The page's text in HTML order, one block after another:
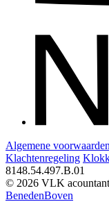
Algemene voorwaarden
Klachtenregeling
8148.54.497.B.01
© 2026 VLK
BenedenBoven